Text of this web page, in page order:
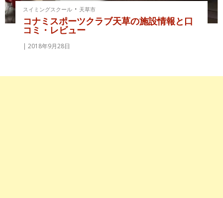
スイミングスクール ・ 天草市
コナミスポーツクラブ天草の施設情報と口
コミ・レビュー
2018年9月28日